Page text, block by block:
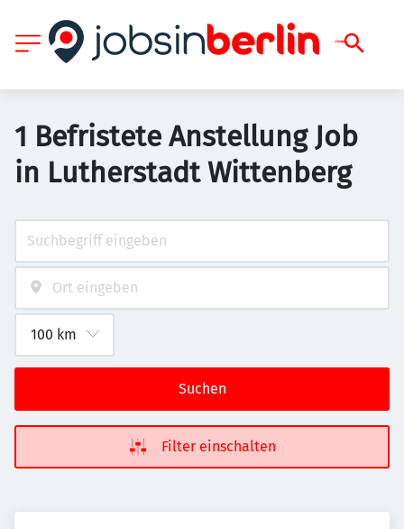
1 Befristete Anstellung Job
in Lutherstadt Wittenberg
Suchen
Filter einschalten